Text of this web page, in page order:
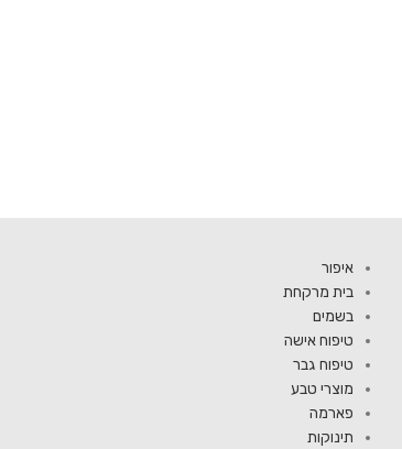
איפור
בית מרקחת
בשמים
טיפוח אישה
טיפוח גבר
מוצרי טבע
פארמה
תינוקות